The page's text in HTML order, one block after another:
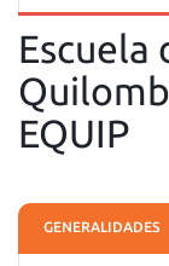
Escuela
EQUIP
GENERALIDADES